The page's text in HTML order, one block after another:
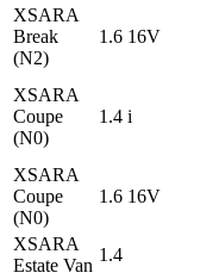
XSARA
Break
(N2)
1.6 16V
XSARA
Coupe
(N0)
1.4 i
XSARA
Coupe
(N0)
1.6 16V
XSARA
Estate Van
1.4